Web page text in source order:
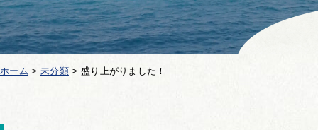
ホーム > 未分類> 盛り上がりました！